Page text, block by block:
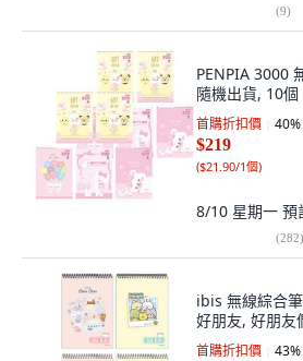
(9)
PENPIA 3000
隨機出貨, 10個
首購折扣價 40%
$219
($21.90/1個)
8/10 星期一 預
(282)
ibis 無線綜合
好朋友, 好朋友
首購折扣價 43%